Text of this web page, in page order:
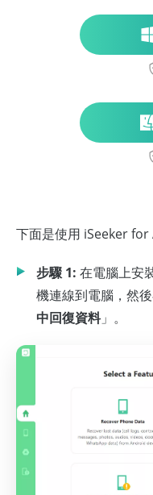
下面是使用 iSeeker for
步驟 1: 在電腦上安
機連線到電腦，然
中回復資料」。